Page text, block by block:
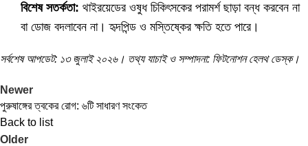
বিশেষ সতর্কতা: থাইরয়েডের ওষুধ চিকিৎসকের পরামর্শ ছাড়া বন্ধ করবেন না
বা ডোজ বদলাবেন না। হৃদপিন্ড ও মস্তিষ্কের ক্ষতি হতে পারে।
সর্বশেষ আপডেট: ১৩ জুলাই ২০২৬। তথ্য যাচাই ও সম্পাদনা: ফিটনোশন হেলথ ডেস্ক।
Newer
পুরুষাঙ্গের ত্বকের রোগ: ৬টি সাধারণ সংকেত
Back to list
Older